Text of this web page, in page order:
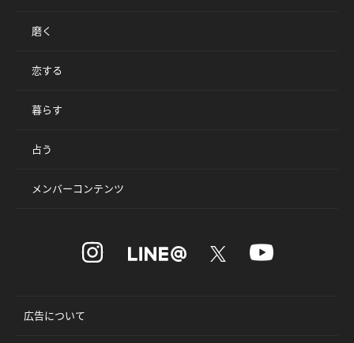
磨く
恋する
暮らす
占う
メンバーコンテンツ
広告について